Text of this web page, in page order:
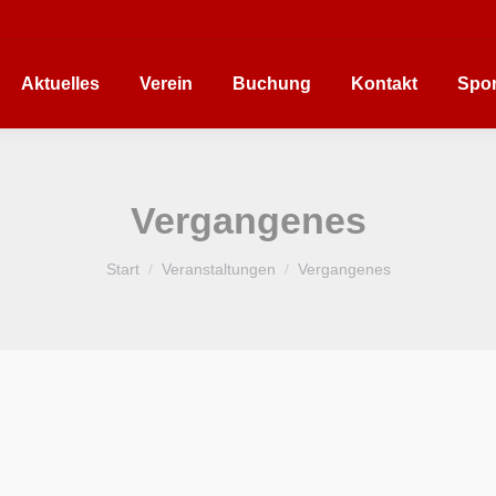
Aktuelles Verein Buchung Kontakt
Vergangenes
Start Veranstaltungen Vergangenes